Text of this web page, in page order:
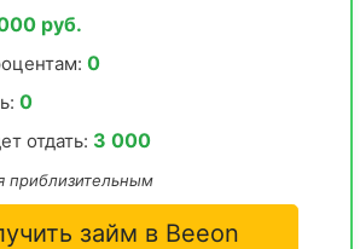
руб.
0
0
отдать: 3 000
приблизительным
займ в Beeon